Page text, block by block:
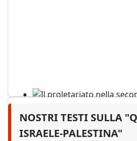
Il proletariato nella
guerra mondiale e nella
NOSTRI TESTI SULLA
ISRAELE-PALESTINA"